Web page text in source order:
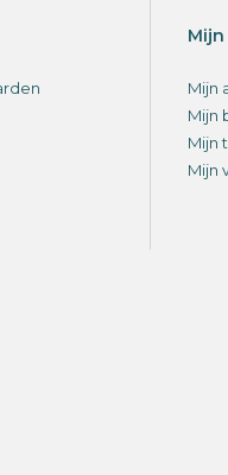
Mijn
Mijn
Mijn
Mijn